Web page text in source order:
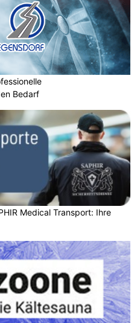
Bedarf
Medical Transport: Ihre